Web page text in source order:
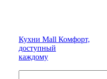
Кухни Mall Комфорт,
доступный
каждому